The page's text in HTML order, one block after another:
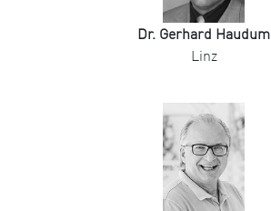
Dr. Gerhard Haudum
Linz